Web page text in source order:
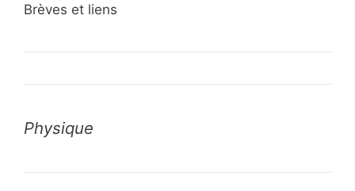
Brèves et liens
Physique